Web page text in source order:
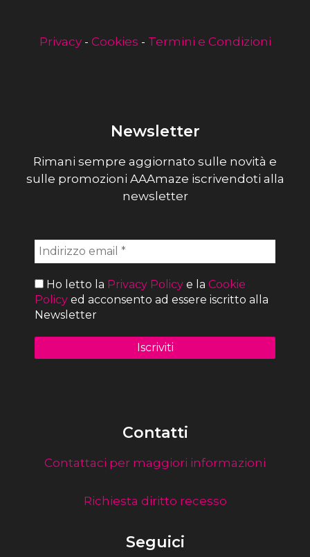
Privacy- Cookies - Termini e Condizioni
Newsletter
Rimani sempre aggiornato sulle novità e
sulle promozioni AAAmaze iscrivendoti alla
newsletter
Ho letto la Privacy Policy e la Cookie
Policy ed acconsento ad essere iscritto alla
Newsletter
Contatti
Contattaci per maggiori informazioni
Richiesta diritto recesso
Seguici